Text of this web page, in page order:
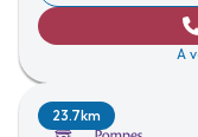
A
23.7km